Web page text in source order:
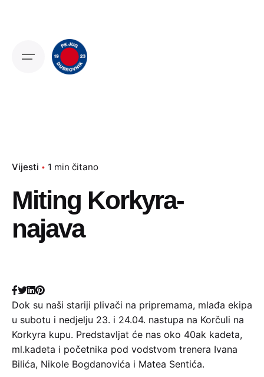
Vijesti 1 min čitano
Miting Korkyra-
najava
Dok su naši stariji plivači na pripremama, mlađa ekipa
u subotu i nedjelju 23. i 24.04. nastupa na Korčuli na
Korkyra kupu. Predstavljat će nas oko 40ak kadeta,
ml.kadeta i početnika pod vodstvom trenera Ivana
Bilića, Nikole Bogdanovića i Matea Sentića.